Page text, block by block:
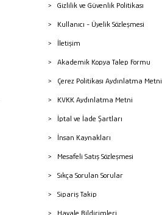
Gizlilik ve Güvenlik Politikası
Kullanıcı - Üyelik Sözleşmesi
İletişim
Akademik Kopya Talep Formu
Çerez Politikası Aydınlatma Metni
KVKK Aydınlatma Metni
İptal ve İade Şartları
İnsan Kaynakları
Mesafeli Satış Sözleşmesi
Sıkça Sorulan Sorular
Sipariş Takip
Havale Bildirimleri